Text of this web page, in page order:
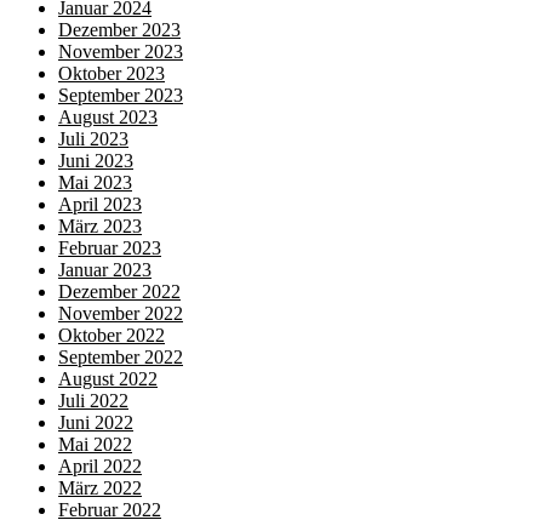
Januar 2024
Dezember 2023
November 2023
Oktober 2023
September 2023
August 2023
Juli 2023
Juni 2023
Mai 2023
April 2023
März 2023
Februar 2023
Januar 2023
Dezember 2022
November 2022
Oktober 2022
September 2022
August 2022
Juli 2022
Juni 2022
Mai 2022
April 2022
März 2022
Februar 2022